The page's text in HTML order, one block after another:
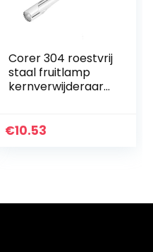
Corer 304 roestvrij
staal fruitlamp
kernverwijderaar
Keukenhulp
€10.53